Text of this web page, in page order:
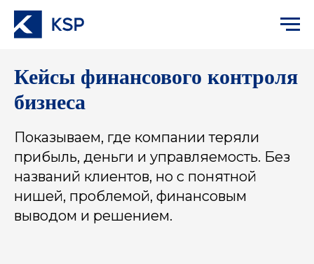
Кейсы финансового контроля
бизнеса
Показываем, где компании теряли
прибыль, деньги и управляемость. Без
названий клиентов, но с понятной
нишей, проблемой, финансовым
выводом и решением.